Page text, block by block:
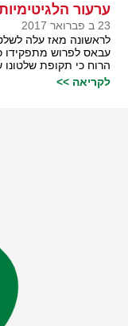
ערעור
23 ב פברואר 2017
לראשונה מאז עלה
עבאס לפרוש מתפקידו
הרוח כי תקופת
לקריאה >>